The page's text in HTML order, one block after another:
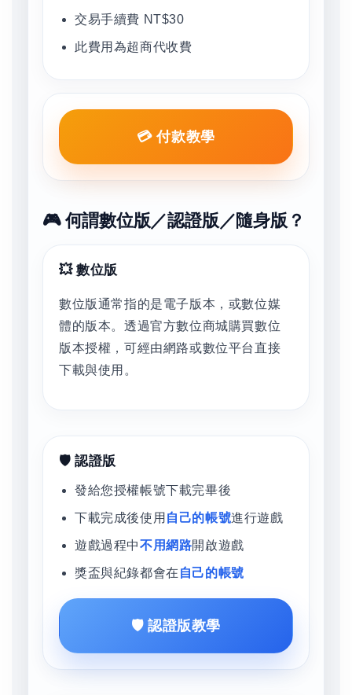
交易手續費 NT$30
此費用為超商代收費
💳 付款教學
🎮 何謂數位版／認證版／隨身版？
💥 數位版
數位版通常指的是電子版本，或數位媒
體的版本。透過官方數位商城購買數位
版本授權，可經由網路或數位平台直接
下載與使用。
🛡️ 認證版
發給您授權帳號下載完畢後
下載完成後使用 自己的帳號進行遊戲
遊戲過程中不用網路開啟遊戲
獎盃與紀錄都會在 自己的帳號
🛡️ 認證版教學